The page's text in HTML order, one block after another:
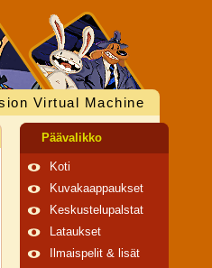
Virtual Machine
Päävalikko
Koti
Kuvakaappaukset
Keskustelupalstat
Lataukset
Ilmaispelit & lisät